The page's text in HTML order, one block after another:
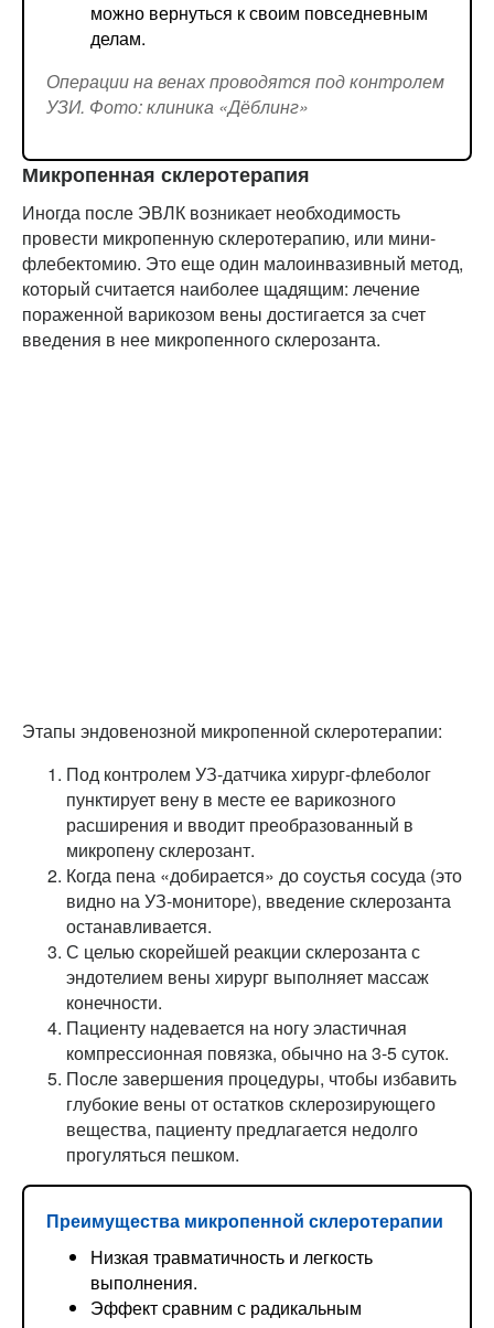
можно вернуться к своим повседневным
делам.
Операции на венах проводятся под контролем
УЗИ. Фото: клиника «Дёблинг»
Микропенная склеротерапия
Иногда после ЭВЛК возникает необходимость
провести микропенную склеротерапию, или мини-
флебектомию. Это еще один малоинвазивный метод,
который считается наиболее щадящим: лечение
пораженной варикозом вены достигается за счет
введения в нее микропенного склерозанта.
Этапы эндовенозной микропенной склеротерапии:
Под контролем УЗ-датчика хирург-флеболог
пунктирует вену в месте ее варикозного
расширения и вводит преобразованный в
микропену склерозант.
Когда пена «добирается» до соустья сосуда (это
видно на УЗ-мониторе), введение склерозанта
останавливается.
С целью скорейшей реакции склерозанта с
эндотелием вены хирург выполняет массаж
конечности.
Пациенту надевается на ногу эластичная
компрессионная повязка, обычно на 3-5 суток.
После завершения процедуры, чтобы избавить
глубокие вены от остатков склерозирующего
вещества, пациенту предлагается недолго
прогуляться пешком.
Преимущества микропенной склеротерапии
Низкая травматичность и легкость
выполнения.
Эффект сравним с радикальным